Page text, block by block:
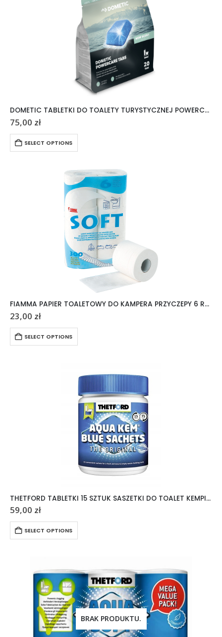
DOMETIC TABLETKI DO TOALETY TURYSTYCZNEJ POWERCARE TABS 20 SZTUK
75,00 zł
SELECT OPTIONS
FIAMMA PAPIER TOALETOWY DO KAMPERA PRZYCZEPY 6 ROLEK
23,00 zł
SELECT OPTIONS
THETFORD TABLETKI 15 SZTUK SASZETKI DO TOALET KEMPINGOWYCH AQUA KEM
59,00 zł
SELECT OPTIONS
BRAK PRODUKTU.